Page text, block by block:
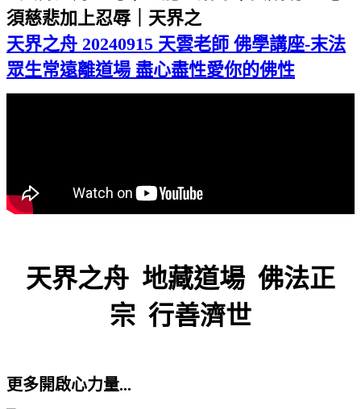
天界之舟 20240915 天雲老師 佛學講座-末法
眾生常遠離道場 盡心盡性愛你的佛性
天界之舟 地藏道場 佛法正
宗 行善濟世
更多開啟心力量...